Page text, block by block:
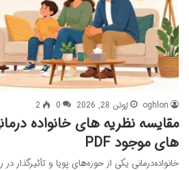
oghlon ژوئن 28, 2026 0
2
مقایسه نظریه های خانواده
های موجود PDF
خانواده‌درمانی یکی از حوزه‌های پویا و تأثیرگذار